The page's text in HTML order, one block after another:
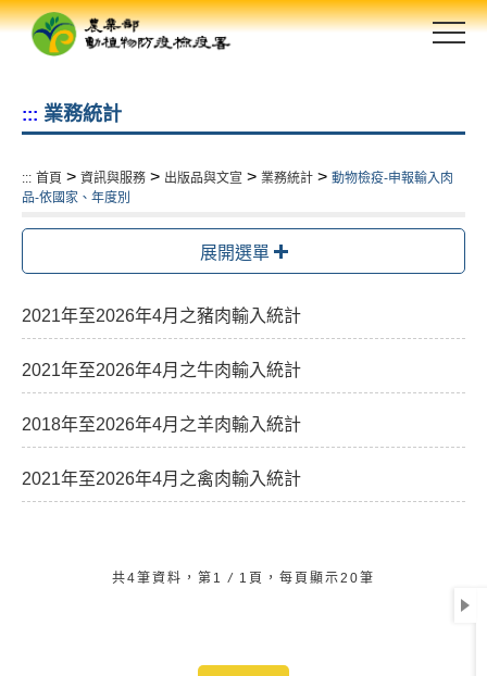
跳
::: 業務統計
::: 首頁 > 資訊與服務 > 出版品與文宣 > 業務統計 > 動物檢疫-申報輸入肉
品-依國家、年度別
展開選單
2021年至2026年4月之豬肉輸入統計
2021年至2026年4月之牛肉輸入統計
2018年至2026年4月之羊肉輸入統計
2021年至2026年4月之禽肉輸入統計
共4筆資料，第1 / 1頁，每頁顯示20筆